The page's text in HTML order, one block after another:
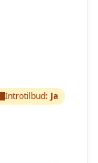
Introtilbud: Ja